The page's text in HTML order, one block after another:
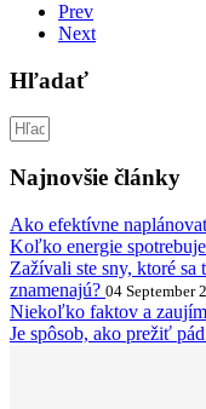
Prev
Next
Hľadať
Najnovšie články
Ako efektívne
Koľko energie
Zažívali ste sny, ktoré
znamenajú? 04 September
Niekoľko faktov a
Je spôsob, ako prežiť